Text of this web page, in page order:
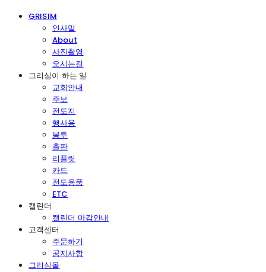
GRISIM
인사말
About
사진촬영
오시는길
그리심이 하는 일
교회안내
주보
전도지
행사용
봉투
출판
리플릿
카드
전도용품
ETC
캘린더
캘린더 마감안내
고객센터
주문하기
공지사항
그리심몰